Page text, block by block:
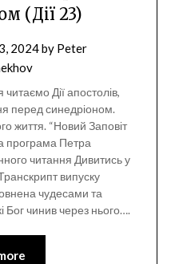
(Дії 23)
2024by Peter
Дії апостолів,
перед синедріоном.
життя. “Новий Заповіт
програма Петра
читання Дивитись у
випуску
чудесами та
чинив через нього….